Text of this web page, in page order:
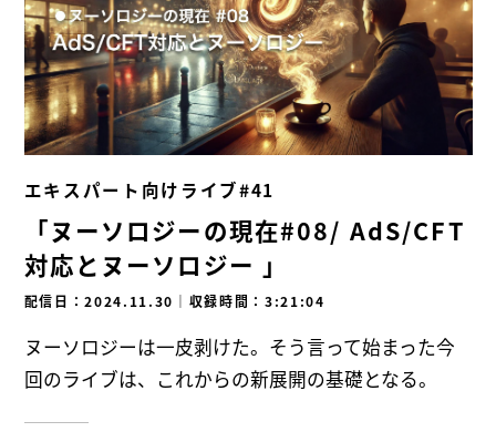
エキスパート向けライブ#41
「ヌーソロジーの現在#08/ AdS/CFT
対応とヌーソロジー 」
配信日：2024.11.30 ｜ 収録時間：3:21:04
ヌーソロジーは一皮剥けた。そう言って始まった今
回のライブは、これからの新展開の基礎となる。